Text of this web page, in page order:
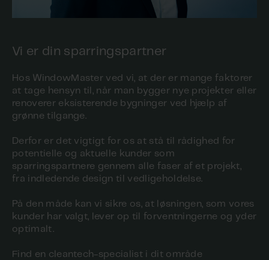
Vi er din sparringspartner
Hos WindowMaster ved vi, at der er mange faktorer
at tage hensyn til, når man bygger nye projekter eller
renoverer eksisterende bygninger ved hjælp af
grønne tilgange.
Derfor er det vigtigt for os at stå til rådighed for
potentielle og aktuelle kunder som
sparringspartnere gennem alle faser af et projekt,
fra indledende design til vedligeholdelse.
På den måde kan vi sikre os, at løsningen, som vores
kunder har valgt, lever op til forventningerne og yder
optimalt.
Find en cleantech-specialist i dit område